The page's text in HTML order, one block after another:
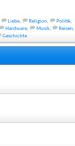
Liebe, Religion, Politik,
Hardware, Musik, Reisen,
Geschichte